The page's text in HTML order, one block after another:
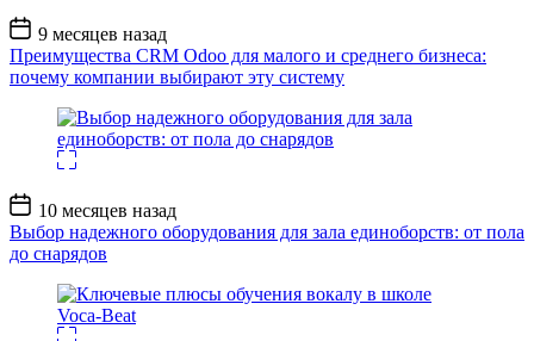
Дата
записи
9 месяцев назад
Преимущества CRM Odoo для малого и среднего бизнеса:
почему компании выбирают эту систему
Дата
записи
10 месяцев назад
Выбор надежного оборудования для зала единоборств: от пола
до снарядов